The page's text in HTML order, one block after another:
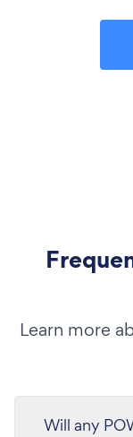
Learn more
Will any